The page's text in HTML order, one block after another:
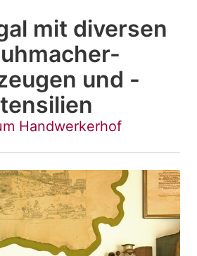
mit diversen
und -
Handwerkerhof